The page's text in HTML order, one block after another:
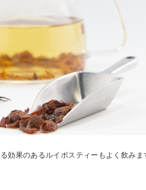
効果のあるルイボスティーもよく飲みま